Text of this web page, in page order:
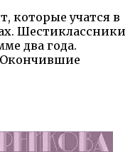
которые учатся в
Шестиклассники
два года.